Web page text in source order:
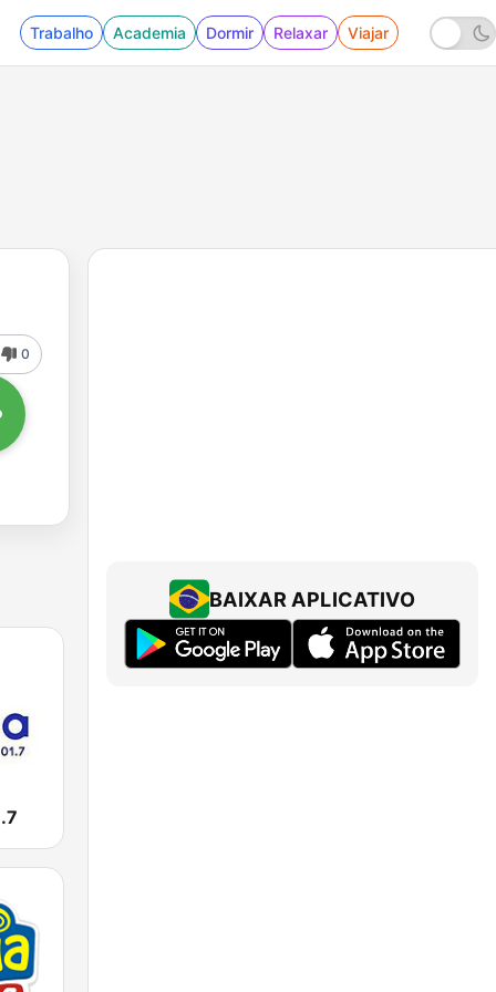
Trabalho Academia Dormir Relaxar Viajar
0
BAIXAR APLICATIVO